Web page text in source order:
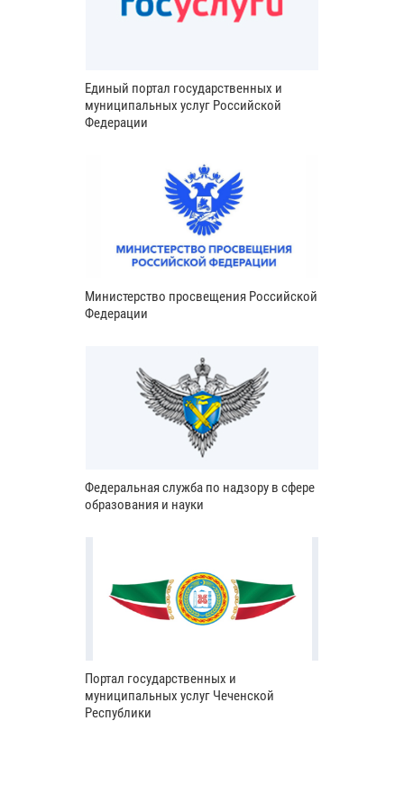
Единый портал государственных и
муниципальных услуг Российской
Федерации
Министерство просвещения Российской
Федерации
Федеральная служба по надзору в сфере
образования и науки
Портал государственных и
муниципальных услуг Чеченской
Республики